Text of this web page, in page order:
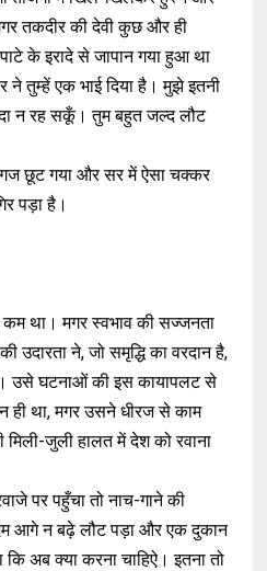
तकदीर की देवी कुछ और ही
के इरादे से जापान गया हुआ था
ने तुम्हें एक भाई दिया है। मुझे इतनी
न रह सकूँ। तुम बहुत जल्द लौट
छूट गया और सर में ऐसा चक्कर
पड़ा है।
कम था। मगर स्वभाव की सज्जनता
उदारता ने, जो समृद्धि का वरदान है,
उसे घटनाओं की इस कायापलट से
था, मगर उसने धीरज से काम
जुली हालत में देश को रवाना
पर पहुँचा तो नाच-गाने की
आगे न बढ़े लौट पड़ा और एक दुकान
अब क्या करना चाहिऐ। इतना तो